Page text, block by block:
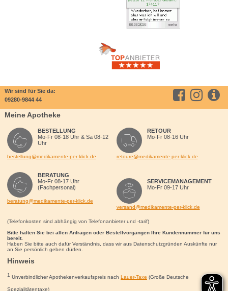
Wir sind für Sie da:
09280-9844 44
Meine Apotheke
BESTELLUNG
Mo-Fr 08-18 Uhr & Sa 08-12
Uhr
bestellung@medikamente-per-klick.de
BERATUNG
Mo-Fr 08-17 Uhr
(Fachpersonal)
beratung@medikamente-per-klick.de
RETOUR
Mo-Fr 08-16 Uhr
retoure@medikamente-per-klick.de
SERVICEMANAGEMENT
Mo-Fr 09-17 Uhr
versand@medikamente-per-klick.de
(Telefonkosten sind abhängig von Telefonanbieter und -tarif)
Bitte halten Sie bei allen Anfragen oder Bestellvorgängen Ihre Kundennummer für uns
bereit.
Haben Sie bitte auch dafür Verständnis, dass wir aus Datenschutzgründen Auskünfte nur
an Sie persönlich geben dürfen.
Hinweis
1 Unverbindlicher Apothekenverkaufspreis nach Lauer-Taxe (Große Deutsche
Spezialitätentaxe)